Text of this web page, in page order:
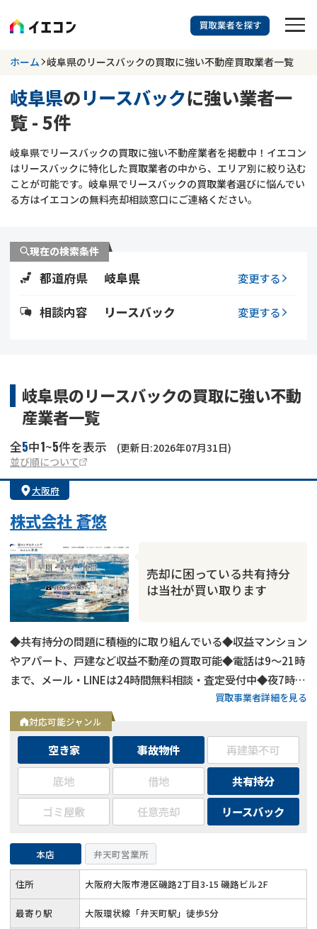
訳あり物件に強い業者を探す
岐阜県 リースバック
更新日 :2026年07月31日
業者を探す
空き家
再建築不可 底地
ゴミ屋敷
リースバック
不動産コラム
不動産売却 再建築不可物件
訳あり不動産
土地売却
借地 不動産リースバック
任意売却
アンケート調査
ホーム 岐阜県のリースバックの買取に強い不動産買取業者一覧
岐阜県のリースバックに強い業者一
覧 - 5件
岐阜県でリースバックの買取に強い不動産業者を掲載中！イエコン
はリースバックに特化した買取業者の中から、エリア別に絞り込む
ことが可能です。岐阜県でリースバックの買取業者選びに悩んでい
る方はイエコンの無料売却相談窓口にご連絡ください。
現在の検索条件
都道府県 岐阜県 変更する
相談内容 リースバック 変更する
岐阜県のリースバックの買取に強い不動
産業者一覧
全5中1~5件を表示
(更新日:2026年07月31日)
並び順について
大阪府
株式会社 蒼悠
売却に困っている共有持分
は当社が買い取ります
◆共有持分の問題に積極的に取り組んでいる◆収益マンション
やアパート、戸建など収益不動産の買取可能◆電話は9～21時
まで、メール・LINEは24時間無料相談・査定受付中◆夜7時以
買取事業者詳細を見る
対応可能ジャンル
空き家 事故物件
再建築不可
底地
借地
共有持分
ゴミ屋敷
任意売却 リースバック
本店 弁天町営業所
住所 大阪府大阪市港区磯路2丁目3-15 磯路ビル2F
最寄り駅 大阪環状線「弁天町駅」徒歩5分